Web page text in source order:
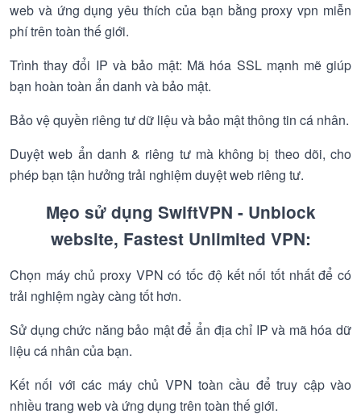
web và ứng dụng yêu thích của bạn bằng proxy vpn miễn
phí trên toàn thế giới.
Trình thay đổi IP và bảo mật: Mã hóa SSL mạnh mẽ giúp
bạn hoàn toàn ẩn danh và bảo mật.
Bảo vệ quyền riêng tư dữ liệu và bảo mật thông tin cá nhân.
Duyệt web ẩn danh & riêng tư mà không bị theo dõi, cho
phép bạn tận hưởng trải nghiệm duyệt web riêng tư.
Mẹo sử dụng SwiftVPN - Unblock
website, Fastest Unlimited VPN:
Chọn máy chủ proxy VPN có tốc độ kết nối tốt nhất để có
trải nghiệm ngày càng tốt hơn.
Sử dụng chức năng bảo mật để ẩn địa chỉ IP và mã hóa dữ
liệu cá nhân của bạn.
Kết nối với các máy chủ VPN toàn cầu để truy cập vào
nhiều trang web và ứng dụng trên toàn thế giới.